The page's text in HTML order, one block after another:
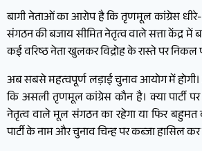
बागी नेताओं का आरोप है कि तृणमूल कांग्रेस धीरे-
संगठन की बजाय सीमित नेतृत्व वाले सत्ता केंद्र
कई वरिष्ठ नेता खुलकर विद्रोह के रास्ते पर निकल
अब सबसे महत्वपूर्ण लड़ाई चुनाव आयोग में
कि असली तृणमूल कांग्रेस कौन है। क्या पार्टी
नेतृत्व वाले मूल संगठन का रहेगा या फिर बहुमत
पार्टी के नाम और चुनाव चिन्ह पर कब्जा हासिल कर